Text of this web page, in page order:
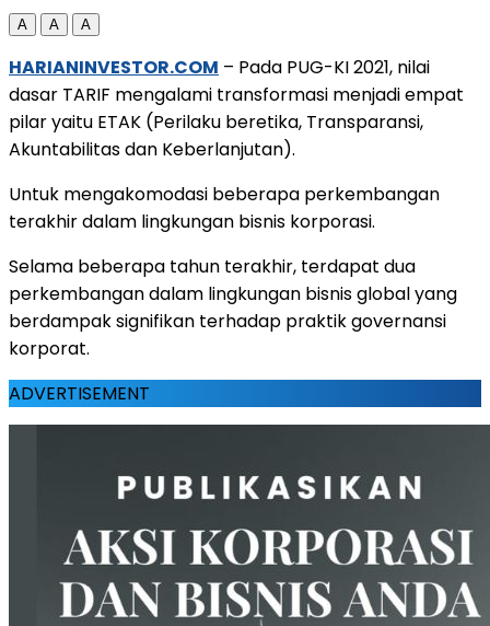
A A A
HARIANINVESTOR.COM – Pada PUG-KI 2021, nilai
dasar TARIF mengalami transformasi menjadi empat
pilar yaitu ETAK (Perilaku beretika, Transparansi,
Akuntabilitas dan Keberlanjutan).
Untuk mengakomodasi beberapa perkembangan
terakhir dalam lingkungan bisnis korporasi.
Selama beberapa tahun terakhir, terdapat dua
perkembangan dalam lingkungan bisnis global yang
berdampak signifikan terhadap praktik governansi
korporat.
ADVERTISEMENT